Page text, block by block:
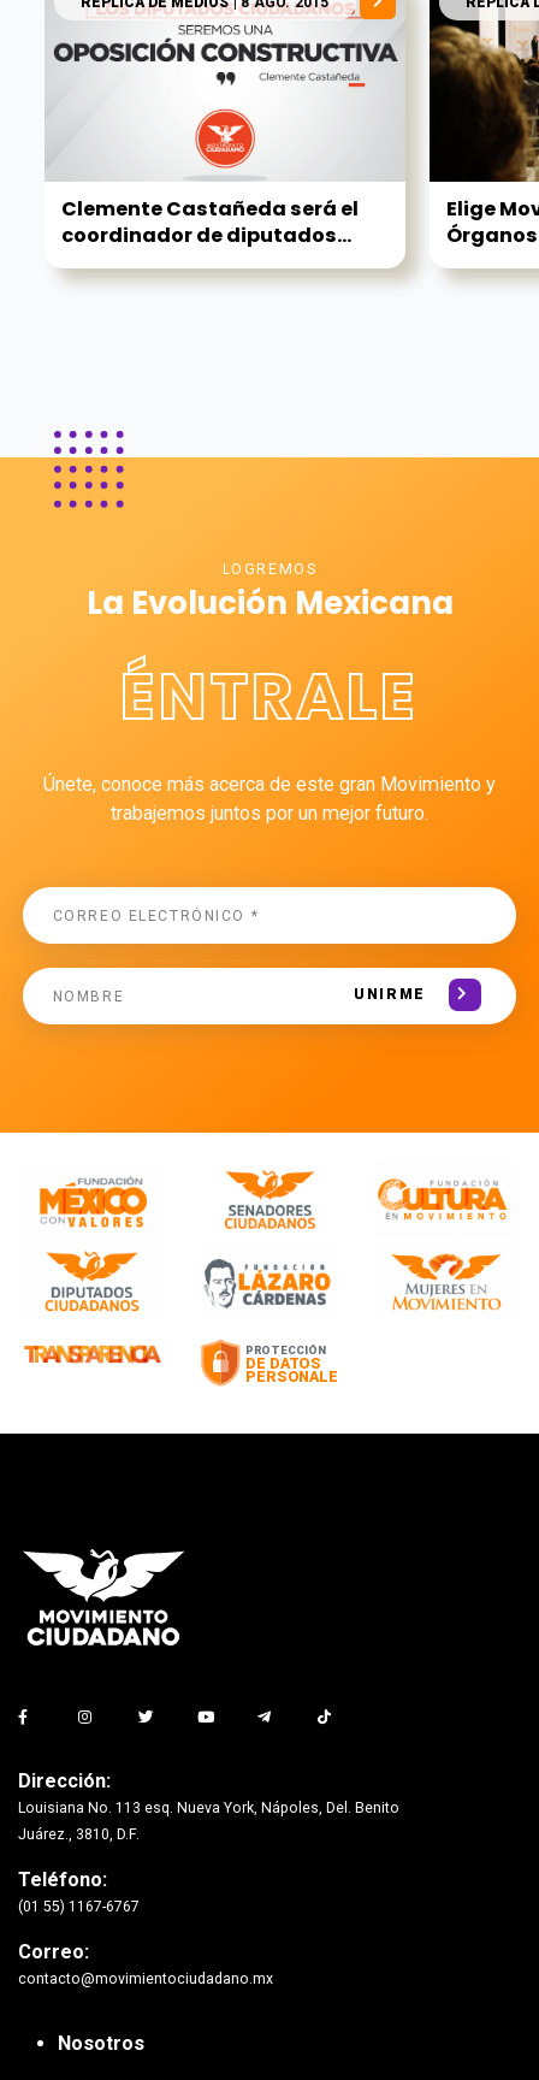
Clemente Castañeda será el
coordinador de diputados...
Elige
LOGREMOS
La Evolución Mexicana
ÉNTRALE
Únete, conoce más acerca de este gran Movimiento y
trabajemos juntos por un mejor futuro.
UNIRME
Dirección:
Louisiana No. 113 esq. Nueva York, Nápoles, Del. Benito
Juárez., 3810, D.F.
Teléfono:
(01 55) 1167-6767
Correo:
contacto@movimientociudadano.mx
Nosotros